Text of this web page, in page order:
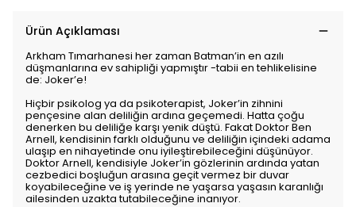
Ürün Açıklaması
Arkham Tımarhanesi her zaman Batman’in en azılı
düşmanlarına ev sahipliği yapmıştır -tabii en tehlikelisine
de: Joker’e!
Hiçbir psikolog ya da psikoterapist, Joker’in zihnini
pençesine alan deliliğin ardına geçemedi. Hatta çoğu
denerken bu deliliğe karşı yenik düştü. Fakat Doktor Ben
Arnell, kendisinin farklı olduğunu ve deliliğin içindeki adama
ulaşıp en nihayetinde onu iyileştirebileceğini düşünüyor.
Doktor Arnell, kendisiyle Joker’in gözlerinin ardında yatan
cezbedici boşluğun arasına geçit vermez bir duvar
koyabileceğine ve iş yerinde ne yaşarsa yaşasın karanlığı
ailesinden uzakta tutabileceğine inanıyor.